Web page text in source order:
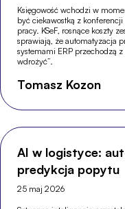
Księgowość wchodzi w
być ciekawostką z
pracy. KSeF, rosnące koszty
sprawiają, że automatyzacja
systemami ERP przechodzą
wdrożyć”.
Tomasz Kozon
AI w logistyce:
predykcja popytu
25 maj 2026